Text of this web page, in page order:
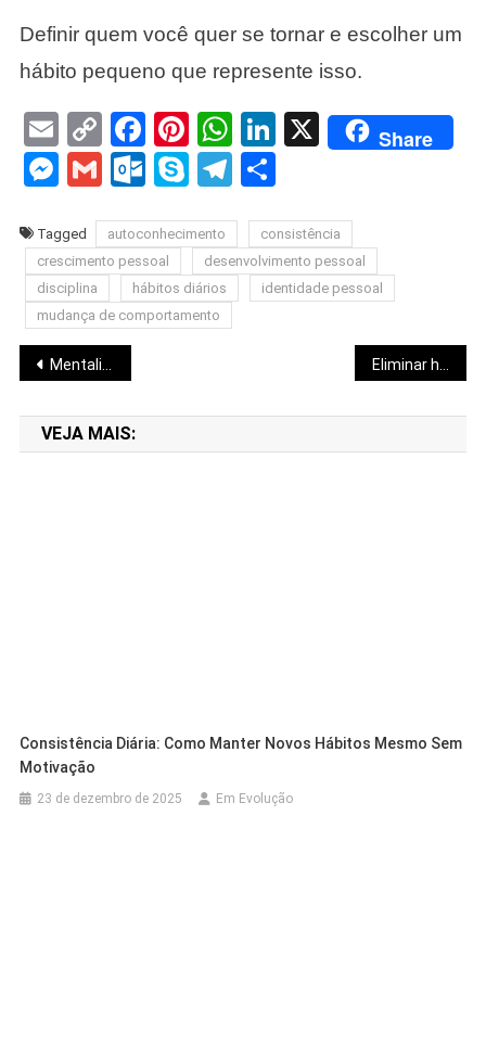
Definir quem você quer se tornar e escolher um
hábito pequeno que represente isso.
EmailCopy
Link
Facebook
Pinterest
WhatsApp
LinkedIn
X Share
Messenger
GmailOutlook.com
SkypeTelegram
Tagged autoconhecimento
consistência
crescimento pessoal
desenvolvimento pessoal
disciplina
hábitos diários
identidade pessoal
mudança de comportamento
Navegação
de
Post
Mentalidade de crescimento: o impacto real da forma como você lida com erros e críticas Eliminar hábitos ruins: técnicas práticas para abandonar padrões improdutivos
VEJA MAIS:
Consistência Diária: Como Manter Novos Hábitos Mesmo Sem
Motivação
23 de dezembro de 2025 Em Evolução